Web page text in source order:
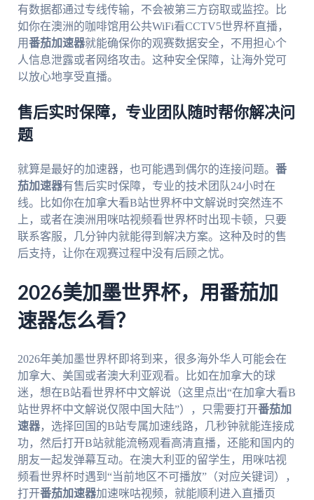
有数据都通过专线传输，不会被第三方窃取或监控。比
如你在澳洲的咖啡馆用公共WiFi看CCTV5世界杯直播，
用番茄加速器就能确保你的观赛数据安全，不用担心个
人信息泄露或者网络攻击。这种安全保障，让海外党可
以放心地享受直播。
售后实时保障，专业团队随时帮你解决问
题
就算是最好的加速器，也可能遇到偶尔的连接问题。 番
茄加速器有售后实时保障，专业的技术团队24小时在
线。比如你在加拿大看B站世界杯中文解说时突然连不
上，或者在澳洲用咪咕视频看世界杯时出现卡顿，只要
联系客服，几分钟内就能得到解决方案。这种及时的售
后支持，让你在观赛过程中没有后顾之忧。
2026美加墨世界杯，用番茄加
速器怎么看？
2026年美加墨世界杯即将到来，很多海外华人可能会在
加拿大、美国或者澳大利亚观看。比如在加拿大的球
迷，想在B站看世界杯中文解说（这里点出“在加拿大看B
站世界杯中文解说仅限中国大陆”），只需要打开番茄加
速器，选择回国的B站专属加速线路，几秒钟就能连接成
功，然后打开B站就能流畅观看高清直播，还能和国内的
朋友一起发弹幕互动。在澳大利亚的留学生，用咪咕视
频看世界杯时遇到“当前地区不可播放”（对应关键词），
打开番茄加速器加速咪咕视频，就能顺利进入直播页